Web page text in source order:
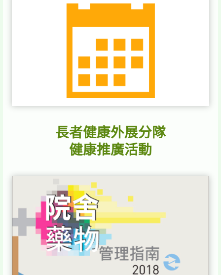
長者健康外展分隊
健康推廣活動